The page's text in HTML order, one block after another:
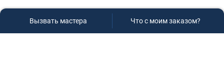
Вызвать мастера Что с моим заказом?